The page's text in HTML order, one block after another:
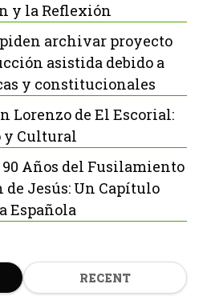
y la Reflexión
piden archivar proyecto
asistida debido a
y constitucionales
Lorenzo de El Escorial:
y Cultural
Años del Fusilamiento
de Jesús: Un Capítulo
Española
RECENT